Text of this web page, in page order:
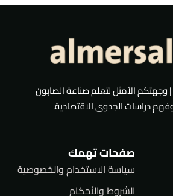
| وجهتكم الأمثل لتعلم صناعة الصابون
دراسات الجدوى الاقتصادية.
صفحات تهمك
سياسة الاستخدام والخصوصية
الشروط والأحكام